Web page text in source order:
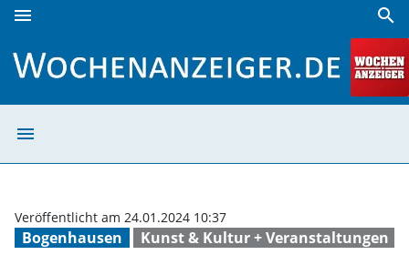
menu search
menu
Bogenhausen Kunst & Kultur + Veranstaltungen
Veröffentlicht am 24.01.2024 10:37